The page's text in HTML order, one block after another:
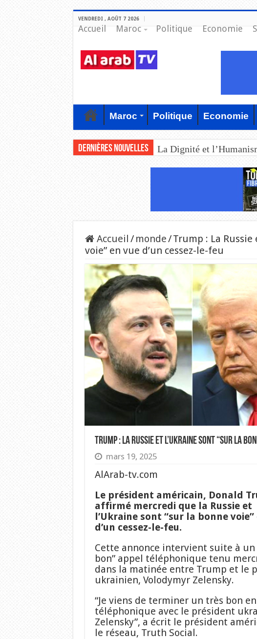
VENDREDI , AOÛT 7 2026
Accueil Maroc Politique Economie
Maroc Politique Economie
Dernières nouvelles La Dignité et
Accueil / monde/Trump : La Russie
voie” en vue d’un cessez-le-feu
Trump : La Russie et l’Ukraine sont “sur la
mars 19, 2025
AlArab-tv.com
Le président américain, Donald
affirmé mercredi que la Russie et
l’Ukraine sont “sur la bonne voie”
d’un cessez-le-feu.
Cette annonce intervient suite à un
bon” appel téléphonique tenu
dans la matinée entre Trump et le
ukrainien, Volodymyr Zelensky.
“Je viens de terminer un très bon
téléphonique avec le président
Zelensky”, a écrit le président
le réseau, Truth Social.